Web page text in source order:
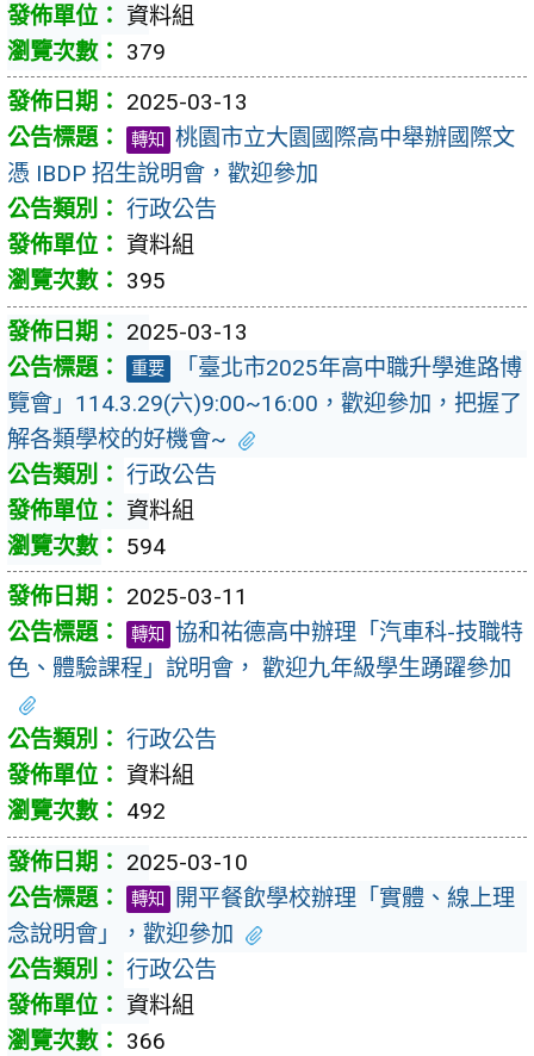
資料組
379
2025-03-13
轉知
桃園市立大園國際高中舉辦國際文
憑 IBDP 招生說明會，歡迎參加
行政公告
資料組
395
2025-03-13
重要
「臺北市2025年高中職升學進路博
覽會」114.3.29(六)9:00~16:00，歡迎參加，把握了
解各類學校的好機會~
行政公告
資料組
594
2025-03-11
轉知
協和祐德高中辦理「汽車科-技職特
色、體驗課程」說明會， 歡迎九年級學生踴躍參加
行政公告
資料組
492
2025-03-10
轉知
開平餐飲學校辦理「實體、線上理
念說明會」，歡迎參加
行政公告
資料組
366